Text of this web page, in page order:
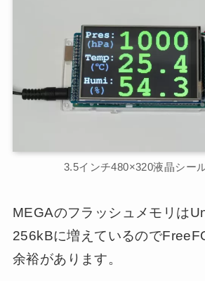
3.5インチ480×320液晶シー
MEGAのフラッシュメモリは
256kBに増えているので
余裕があります。